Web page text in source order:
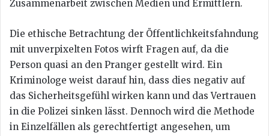
Zusammenarbeit zwischen Medien und Ermittlern.
Die ethische Betrachtung der Öffentlichkeitsfahndung
mit unverpixelten Fotos wirft Fragen auf, da die
Person quasi an den Pranger gestellt wird. Ein
Kriminologe weist darauf hin, dass dies negativ auf
das Sicherheitsgefühl wirken kann und das Vertrauen
in die Polizei sinken lässt. Dennoch wird die Methode
in Einzelfällen als gerechtfertigt angesehen, um